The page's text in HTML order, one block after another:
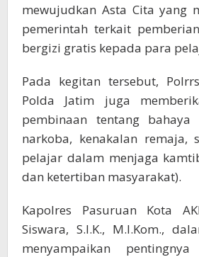
mewujudkan Asta Cita yang
pemerintah terkait
bergizi gratis kepada para
Pada kegitan tersebut,
Polda Jatim juga
pembinaan tentang bahaya
narkoba, kenakalan remaja,
pelajar dalam menjaga
dan ketertiban masyarakat).
Kapolres Pasuruan Kota
Siswara, S.I.K., M.I.Kom.,
menyampaikan pentingnya